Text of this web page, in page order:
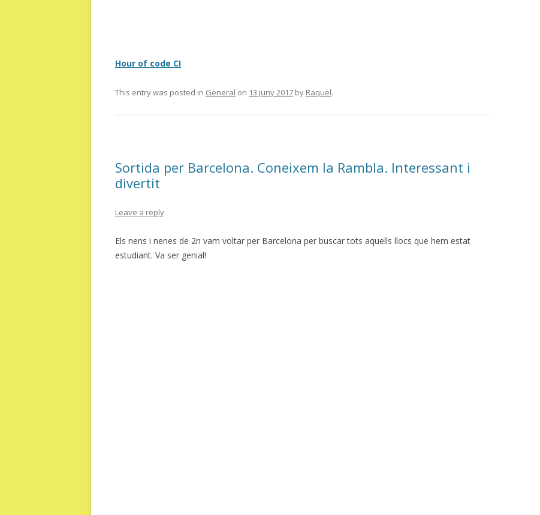
Hour of code CI
This entry was posted in General on 13 juny 2017 by Raquel.
Sortida per Barcelona. Coneixem la Rambla. Interessant i
divertit
Leave a reply
Els nens i nenes de 2n vam voltar per Barcelona per buscar tots aquells llocs que hem estat
estudiant. Va ser genial!